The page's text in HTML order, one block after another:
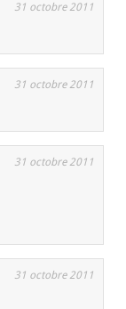
31 octobre 2011
31 octobre 2011
31 octobre 2011
31 octobre 2011